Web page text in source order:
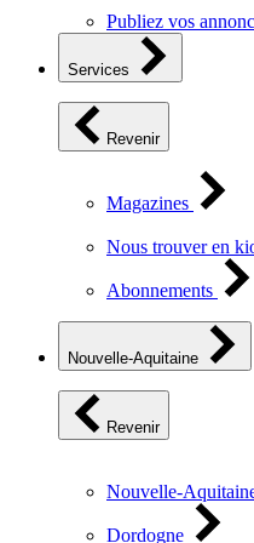
Publiez vos
Services
Revenir
Magazines
Nous trouver en
Abonnements
Nouvelle-Aquitaine
Revenir
Nouvelle-
Dordogne